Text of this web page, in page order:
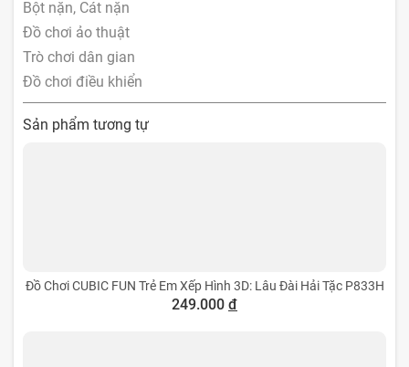
Bột nặn, Cát nặn
Đồ chơi ảo thuật
Trò chơi dân gian
Đồ chơi điều khiển
Sản phẩm tương tự
Đồ Chơi CUBIC FUN Trẻ Em Xếp Hình 3D: Lâu Đài Hải Tặc P833H
249.000 đ